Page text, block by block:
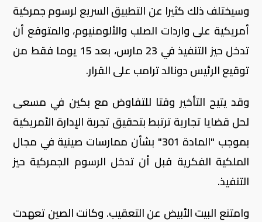
وسيختلف ذلك كثيرا عن التطبيق السريع لرسوم جمركية
أمريكية على واردات الصلب والألومنيوم، والمتوقع أن
تدخل حيز التنفيذ في 23 مارس، بعد 15 يوما فقط من
توقيع الرئيس دونالد ترامب على القرار.
وقد يتيح التأخير وقتا للتفاوض مع بكين في مسعى
لحل قضايا تجارية ترتبط بتحقيق تجربة الإدارة الأمريكية
بموجب "المادة 301" بشأن ممارسات صينية في مجال
الملكية الفكرية قبل أن تدخل الرسوم الجمركية حيز
التنفيذ.
وامتنع البيت الأبيض عن التعقيب. وكانت الصين تعهدت